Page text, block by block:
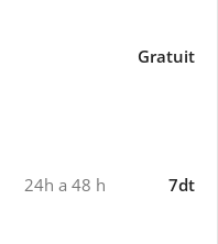
Gratuit
24h a 48 h 7dt